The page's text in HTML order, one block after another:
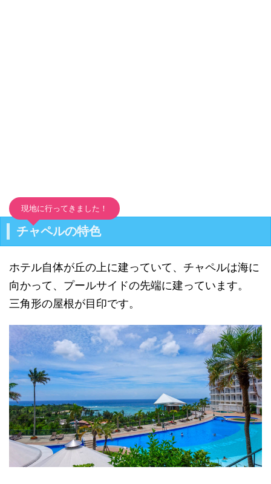
現地に行ってきました！
チャペルの特色
ホテル自体が丘の上に建っていて、チャペルは海に
向かって、プールサイドの先端に建っています。
三角形の屋根が目印です。